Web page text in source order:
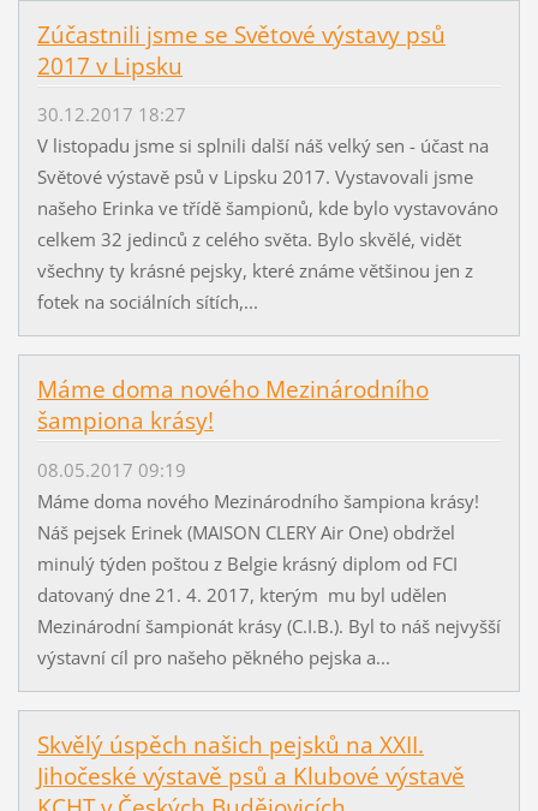
Zúčastnili jsme se Světové výstavy psů
2017 v Lipsku
30.12.2017 18:27
V listopadu jsme si splnili další náš velký sen - účast na
Světové výstavě psů v Lipsku 2017. Vystavovali jsme
našeho Erinka ve třídě šampionů, kde bylo vystavováno
celkem 32 jedinců z celého světa. Bylo skvělé, vidět
všechny ty krásné pejsky, které známe většinou jen z
fotek na sociálních sítích,...
Máme doma nového Mezinárodního
šampiona krásy!
08.05.2017 09:19
Máme doma nového Mezinárodního šampiona krásy!
Náš pejsek Erinek (MAISON CLERY Air One) obdržel
minulý týden poštou z Belgie krásný diplom od FCI
datovaný dne 21. 4. 2017, kterým mu byl udělen
Mezinárodní šampionát krásy (C.I.B.). Byl to náš nejvyšší
výstavní cíl pro našeho pěkného pejska a...
Skvělý úspěch našich pejsků na XXII.
Jihočeské výstavě psů a Klubové výstavě